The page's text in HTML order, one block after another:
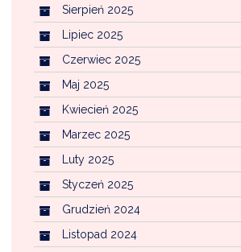
Sierpień 2025
Lipiec 2025
Czerwiec 2025
Maj 2025
Kwiecień 2025
Marzec 2025
Luty 2025
Styczeń 2025
Grudzień 2024
Listopad 2024